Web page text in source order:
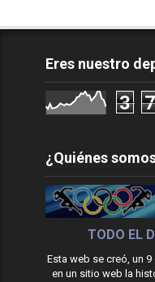
Eres nuestro
3
¿Quiénes
TODO EL
Esta web se creó, un
en un sitio web la